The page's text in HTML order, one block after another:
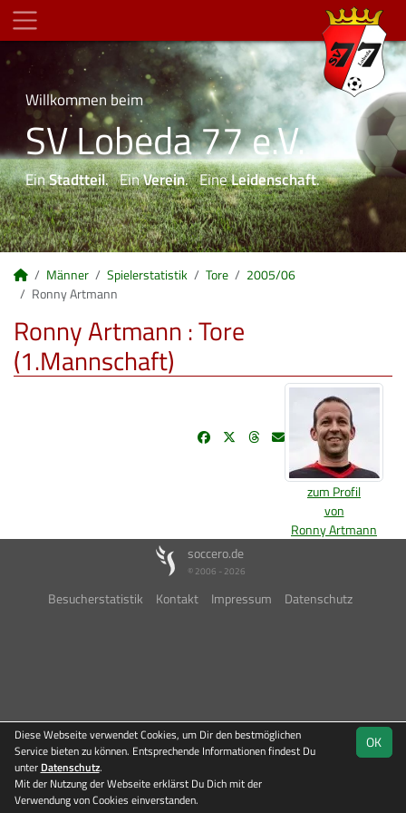
Willkommen beim
SV Lobeda 77 e.V.
EinStadtteil. EinVerein. EineLeidenschaft.
Männer Spielerstatistik Tore
2005/06
Ronny Artmann
Ronny Artmann : Tore
(1.Mannschaft)
zum Profil
von
Ronny Artmann
soccero.de
© 2006 - 2026
Besucherstatistik Kontakt Impressum Datenschutz
OK
Diese Webseite verwendet Cookies, um Dir den bestmöglichen
Service bieten zu können. Entsprechende Informationen findest Du
unter Datenschutz.
Mit der Nutzung der Webseite erklärst Du Dich mit der
Verwendung von Cookies einverstanden.